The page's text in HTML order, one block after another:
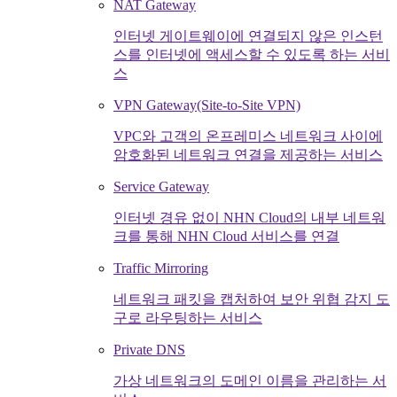
NAT Gateway
인터넷 게이트웨이에 연결되지 않은 인스턴
스를 인터넷에 액세스할 수 있도록 하는 서비
스
VPN Gateway(Site-to-Site VPN)
VPC와 고객의 온프레미스 네트워크 사이에
암호화된 네트워크 연결을 제공하는 서비스
Service Gateway
인터넷 경유 없이 NHN Cloud의 내부 네트워
크를 통해 NHN Cloud 서비스를 연결
Traffic Mirroring
네트워크 패킷을 캡처하여 보안 위협 감지 도
구로 라우팅하는 서비스
Private DNS
가상 네트워크의 도메인 이름을 관리하는 서